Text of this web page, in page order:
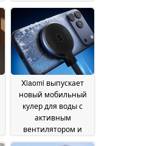
2026
Xiaomi выпускает
новый мобильный
кулер для воды с
активным
вентилятором и
насосом21 March 2026